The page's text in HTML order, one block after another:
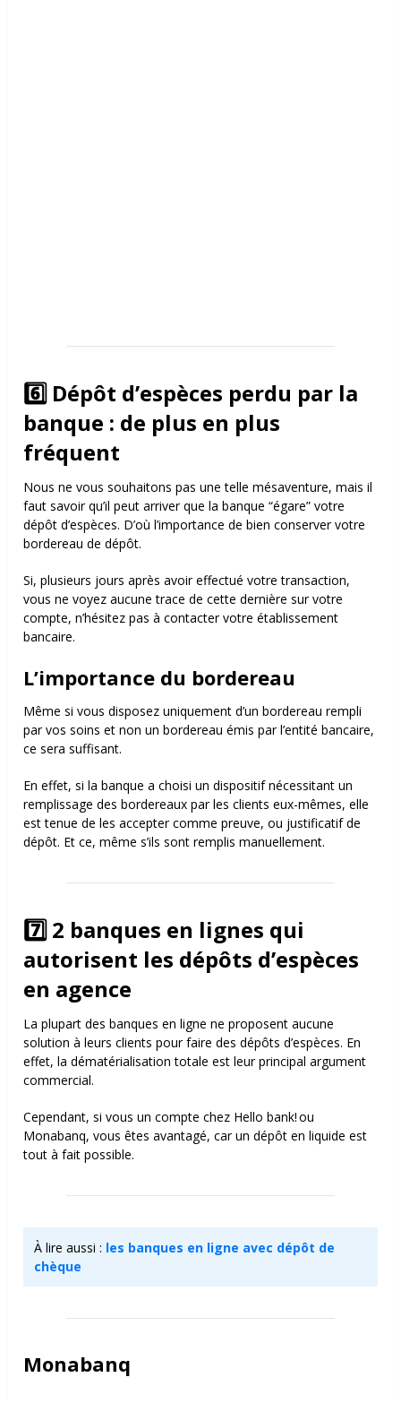
6️⃣ Dépôt d’espèces perdu par la
banque : de plus en plus
fréquent
Nous ne vous souhaitons pas une telle mésaventure, mais il
faut savoir qu’il peut arriver que la banque “égare” votre
dépôt d’espèces. D’où l’importance de bien conserver votre
bordereau de dépôt.
Si, plusieurs jours après avoir effectué votre transaction,
vous ne voyez aucune trace de cette dernière sur votre
compte, n’hésitez pas à contacter votre établissement
bancaire.
L’importance du bordereau
Même si vous disposez uniquement d’un bordereau rempli
par vos soins et non un bordereau émis par l’entité bancaire,
ce sera suffisant.
En effet, si la banque a choisi un dispositif nécessitant un
remplissage des bordereaux par les clients eux-mêmes, elle
est tenue de les accepter comme preuve, ou justificatif de
dépôt. Et ce, même s’ils sont remplis manuellement.
7️⃣ 2 banques en lignes qui
autorisent les dépôts d’espèces
en agence
La plupart des banques en ligne ne proposent aucune
solution à leurs clients pour faire des dépôts d’espèces. En
effet, la dématérialisation totale est leur principal argument
commercial.
Cependant, si vous un compte chez Hello bank! ou
Monabanq, vous êtes avantagé, car un dépôt en liquide est
tout à fait possible.
À lire aussi : les banques en ligne avec dépôt de
chèque
Monabanq